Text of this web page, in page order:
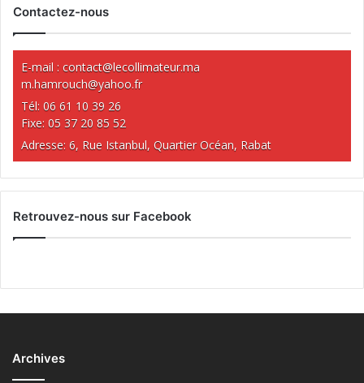
Contactez-nous
E-mail : contact@lecollimateur.ma
m.hamrouch@yahoo.fr
Tél: 06 61 10 39 26
Fixe: 05 37 20 85 52
Adresse: 6, Rue Istanbul, Quartier Océan, Rabat
Retrouvez-nous sur Facebook
Archives